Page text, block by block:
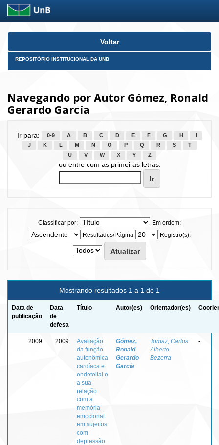
Skip
Voltar
REPOSITÓRIO INSTITUCIONAL DA UNB
Navegando por Autor Gómez, Ronald
Gerardo García
Ir para: 0-9 A B C D E F G H
J
K L M N O P Q R S
T
U
V W X Y Z
ou entre com as primeiras letras:
Classificar por:
Em ordem:
Resultados/Página
Registro(s):
Mostrando resultados 1 a 1 de 1
Data de
publicação
Data
de
defesa
Título Autor(es) Orientador(es)
2009 2009
Avaliação
da função
autonômica
cardíaca e
endotelial e
a sua
relação
com a
memória
emocional
em sujeitos
com
depressão
Gómez,
Ronald
Gerardo
García
Tomaz, Carlos
Alberto
Bezerra
-